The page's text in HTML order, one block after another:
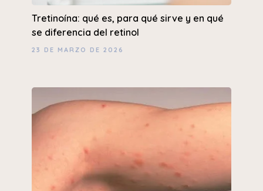
Tretinoína: qué es, para qué sirve y en qué
se diferencia del retinol
23 DE MARZO DE 2026